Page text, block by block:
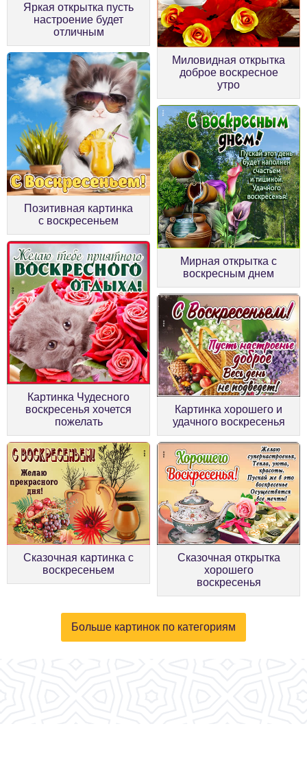
Яркая открытка пусть
настроение будет
отличным
Миловидная открытка
доброе воскресное
утро
Позитивная картинка
с воскресеньем
Мирная открытка с
воскресным днем
Картинка Чудесного
воскресенья хочется
пожелать
Картинка хорошего и
удачного воскресенья
Сказочная картинка с
воскресеньем
Сказочная открытка
хорошего
воскресенья
Больше картинок по категориям